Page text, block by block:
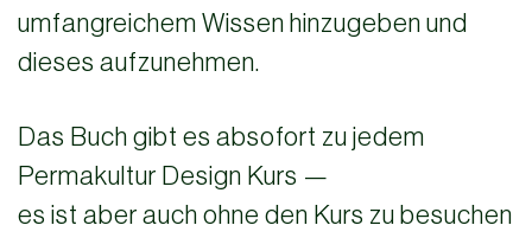
umfangreichem Wissen hinzugeben und
dieses aufzunehmen.
Das Buch gibt es absofort zu jedem
Permakultur Design Kurs —
es ist aber auch ohne den Kurs zu besuchen